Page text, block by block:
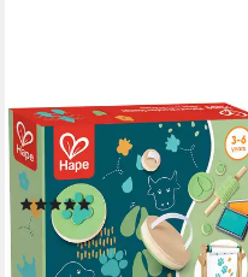
HAPE
Kreativset Stempel-Set
Wunder der Natur
(1)
16,06 € UVP 19,99 €
-20%